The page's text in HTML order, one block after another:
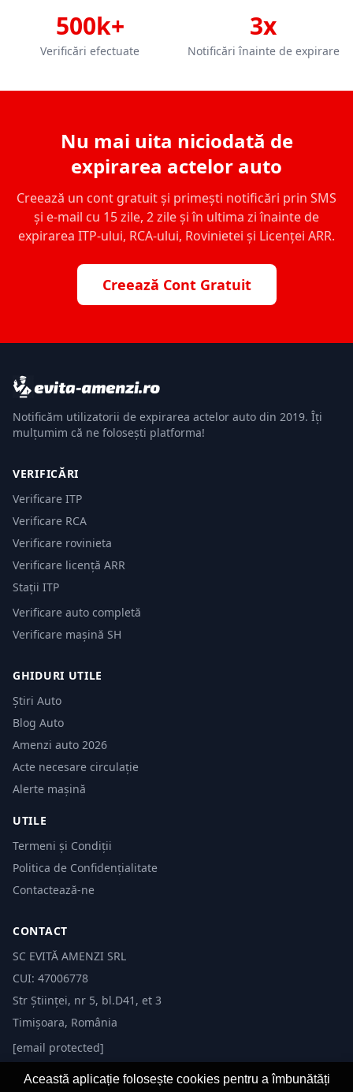
500k+
Verificări efectuate
3x
Notificări înainte de expirare
Nu mai uita niciodată de
expirarea actelor auto
Creează un cont gratuit și primești notificări prin SMS
și e-mail cu 15 zile, 2 zile și în ultima zi înainte de
expirarea ITP-ului, RCA-ului, Rovinietei și Licenței ARR.
Creează Cont Gratuit
Notificăm utilizatorii de expirarea actelor auto din 2019. Îți
mulțumim că ne folosești platforma!
VERIFICĂRI
Verificare ITP
Verificare RCA
Verificare rovinieta
Verificare licență ARR
Stații ITP
Verificare auto completă
Verificare mașină SH
GHIDURI UTILE
Știri Auto
Blog Auto
Amenzi auto 2026
Acte necesare circulație
Alerte mașină
UTILE
Termeni și Condiții
Politica de Confidențialitate
Contactează-ne
CONTACT
SC EVITĂ AMENZI SRL
CUI: 47006778
Str Științei, nr 5, bl.D41, et 3
Timișoara, România
[email protected]
Această aplicație folosește cookies pentru a îmbunătăți